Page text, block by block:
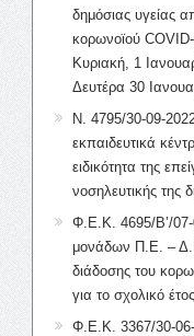
δημόσιας υγείας
κορωνοϊού
Κυριακή, 1
Δευτέρα 30
Ν. 4795/30-09-
εκπαιδευτικά
ειδικότητα της
νοσηλευτικής της
Φ.Ε.Κ. 4695/Β’/07-
μονάδων Π.Ε. –
διάδοσης του
για το σχολικό
Φ.Ε.Κ. 3367/30-06-